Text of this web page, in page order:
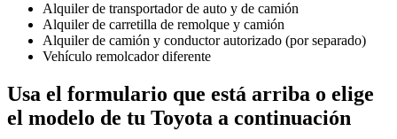
Alquiler de transportador de auto y de camión
Alquiler de carretilla de remolque y camión
Alquiler de camión y conductor autorizado (por separado)
Vehículo remolcador diferente
Usa el formulario que está arriba o elige
el modelo de tu Toyota a continuación